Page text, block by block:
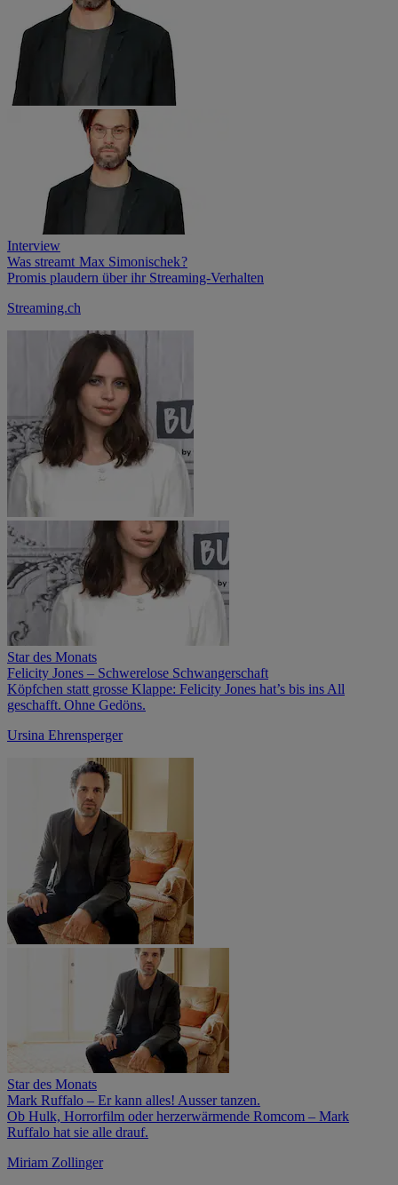
Interview
Was streamt Max Simonischek ?
Promis plaudern über ihr Streaming-Verhalten
Streaming.ch
Star des Monats
Felicity Jones – Schwerelose Schwangerschaft
Köpfchen statt grosse Klappe: Felicity Jones hat’s bis ins All
geschafft. Ohne Gedöns.
Ursina Ehrensperger
Star des Monats
Mark Ruffalo – Er kann alles! Ausser tanzen.
Ob Hulk, Horrorfilm oder herzerwärmende Romcom – Mark
Ruffalo hat sie alle drauf.
Miriam Zollinger